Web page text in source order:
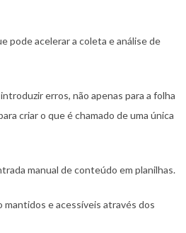
pode acelerar a coleta e análise de
erros, não apenas para a folha
criar o que é chamado de uma única
manual de conteúdo em planilhas.
e acessíveis através dos